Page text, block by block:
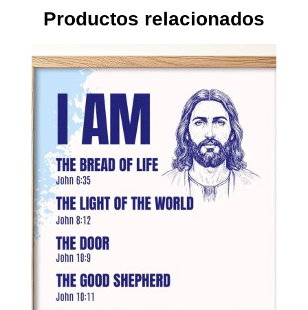
Productos relacionados